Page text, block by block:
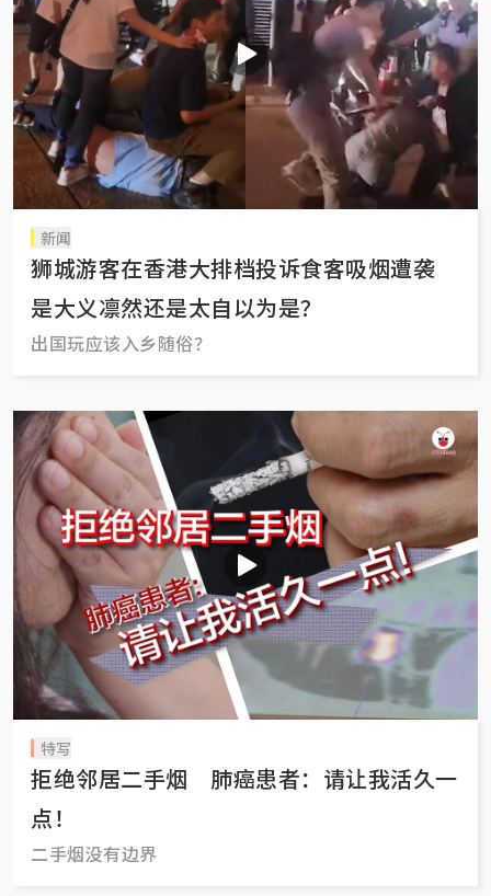
新闻
狮城游客在香港大排档投诉食客吸烟遭袭
是大义凛然还是太自以为是？
出国玩应该入乡随俗？
特写
拒绝邻居二手烟 肺癌患者：请让我活久一
点！
二手烟没有边界